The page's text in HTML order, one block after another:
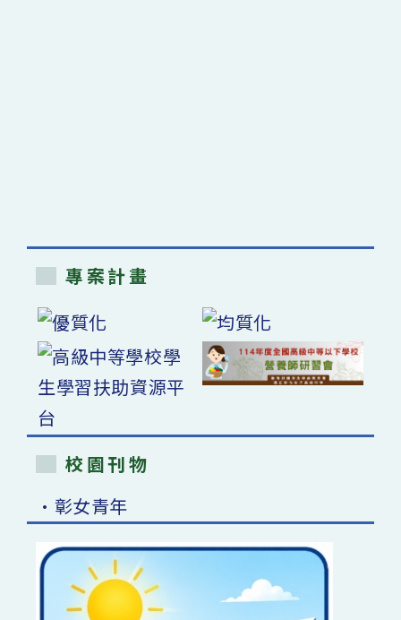
專案計畫
校園刊物
•彰女青年